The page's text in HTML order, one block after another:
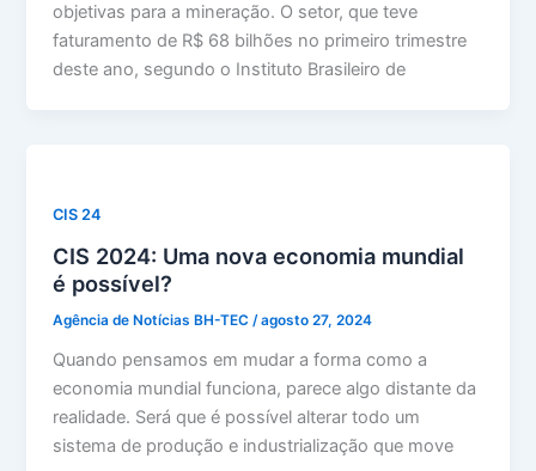
objetivas para a mineração. O setor, que teve
faturamento de R$ 68 bilhões no primeiro trimestre
deste ano, segundo o Instituto Brasileiro de
CIS 24
CIS 2024: Uma nova economia mundial
é possível?
Agência de Notícias BH-TEC /agosto 27, 2024
Quando pensamos em mudar a forma como a
economia mundial funciona, parece algo distante da
realidade. Será que é possível alterar todo um
sistema de produção e industrialização que move